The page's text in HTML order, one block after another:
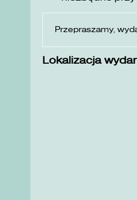
Przepraszamy,
Lokalizacja